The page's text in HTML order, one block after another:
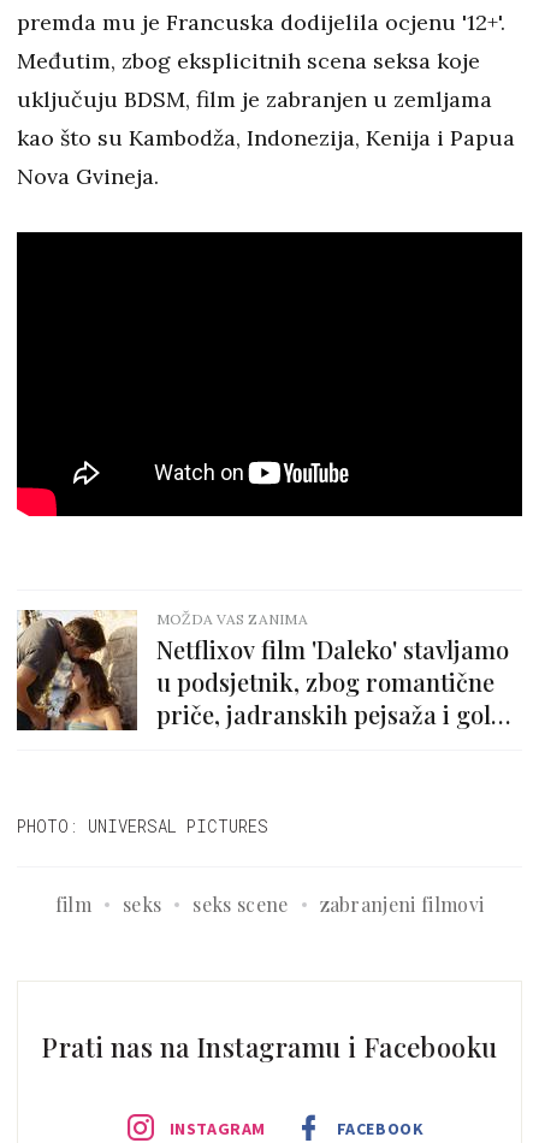
premda mu je Francuska dodijelila ocjenu '12+'.
Međutim, zbog eksplicitnih scena seksa koje
uključuju BDSM, film je zabranjen u zemljama
kao što su Kambodža, Indonezija, Kenija i Papua
Nova Gvineja.
MOŽDA VAS ZANIMA
Netflixov film 'Daleko' stavljamo
u podsjetnik, zbog romantične
priče, jadranskih pejsaža i golog
PHOTO: UNIVERSAL PICTURES
film seks seks scene zabranjeni filmovi
Prati nas na Instagramu i Facebooku
INSTAGRAM FACEBOOK